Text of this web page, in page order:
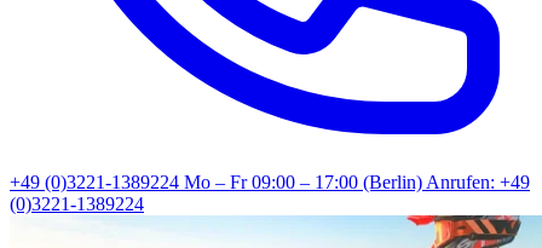
+49 (0)3221-1389224 Mo – Fr 09:00 – 17:00 (Berlin)Anrufen: +49
(0)3221-1389224